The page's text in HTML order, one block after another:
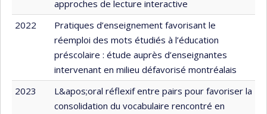
approches de lecture interactive
2022
Pratiques d’enseignement favorisant le
réemploi des mots étudiés à l’éducation
préscolaire : étude auprès d’enseignantes
intervenant en milieu défavorisé montréalais
2023
L&apos;oral réflexif entre pairs pour favoriser la
consolidation du vocabulaire rencontré en